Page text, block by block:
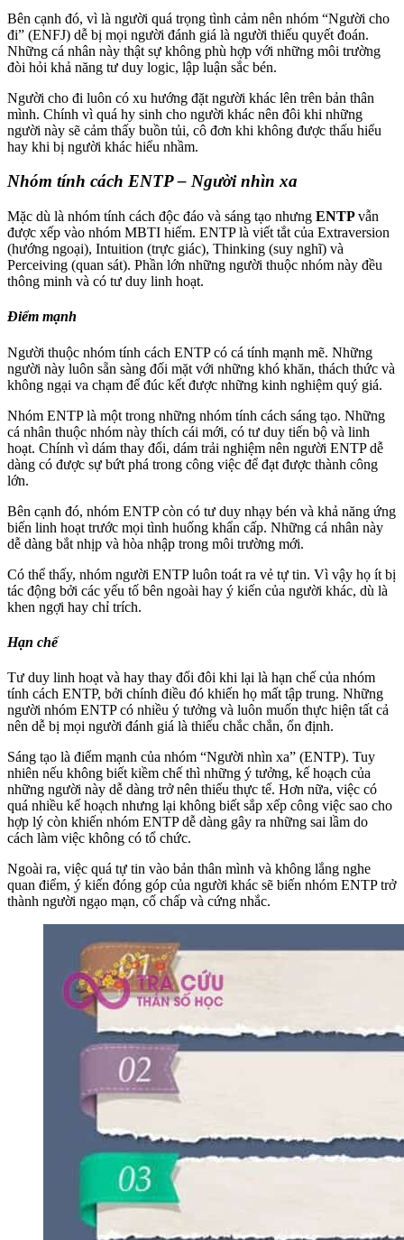
Bên cạnh đó, vì là người quá trọng tình cảm nên nhóm “Người cho
đi” (ENFJ) dễ bị mọi người đánh giá là người thiếu quyết đoán.
Những cá nhân này thật sự không phù hợp với những môi trường
đòi hỏi khả năng tư duy logic, lập luận sắc bén.
Người cho đi luôn có xu hướng đặt người khác lên trên bản thân
mình. Chính vì quá hy sinh cho người khác nên đôi khi những
người này sẽ cảm thấy buồn tủi, cô đơn khi không được thấu hiểu
hay khi bị người khác hiểu nhầm.
Nhóm tính cách ENTP – Người nhìn xa
Mặc dù là nhóm tính cách độc đáo và sáng tạo nhưng ENTPvẫn
được xếp vào nhóm MBTI hiếm. ENTP là viết tắt của Extraversion
(hướng ngoại), Intuition (trực giác), Thinking (suy nghĩ) và
Perceiving (quan sát). Phần lớn những người thuộc nhóm này đều
thông minh và có tư duy linh hoạt.
Điểm mạnh
Người thuộc nhóm tính cách ENTP có cá tính mạnh mẽ. Những
người này luôn sẵn sàng đối mặt với những khó khăn, thách thức và
không ngại va chạm để đúc kết được những kinh nghiệm quý giá.
Nhóm ENTP là một trong những nhóm tính cách sáng tạo. Những
cá nhân thuộc nhóm này thích cái mới, có tư duy tiến bộ và linh
hoạt. Chính vì dám thay đổi, dám trải nghiệm nên người ENTP dễ
dàng có được sự bứt phá trong công việc để đạt được thành công
lớn.
Bên cạnh đó, nhóm ENTP còn có tư duy nhạy bén và khả năng ứng
biến linh hoạt trước mọi tình huống khẩn cấp. Những cá nhân này
dễ dàng bắt nhịp và hòa nhập trong môi trường mới.
Có thể thấy, nhóm người ENTP luôn toát ra vẻ tự tin. Vì vậy họ ít bị
tác động bởi các yếu tố bên ngoài hay ý kiến của người khác, dù là
khen ngợi hay chỉ trích.
Hạn chế
Tư duy linh hoạt và hay thay đổi đôi khi lại là hạn chế của nhóm
tính cách ENTP, bởi chính điều đó khiến họ mất tập trung. Những
người nhóm ENTP có nhiều ý tưởng và luôn muốn thực hiện tất cả
nên dễ bị mọi người đánh giá là thiếu chắc chắn, ổn định.
Sáng tạo là điểm mạnh của nhóm “Người nhìn xa” (ENTP). Tuy
nhiên nếu không biết kiềm chế thì những ý tưởng, kế hoạch của
những người này dễ dàng trở nên thiếu thực tế. Hơn nữa, việc có
quá nhiều kế hoạch nhưng lại không biết sắp xếp công việc sao cho
hợp lý còn khiến nhóm ENTP dễ dàng gây ra những sai lầm do
cách làm việc không có tổ chức.
Ngoài ra, việc quá tự tin vào bản thân mình và không lắng nghe
quan điểm, ý kiến đóng góp của người khác sẽ biến nhóm ENTP trở
thành người ngạo mạn, cố chấp và cứng nhắc.